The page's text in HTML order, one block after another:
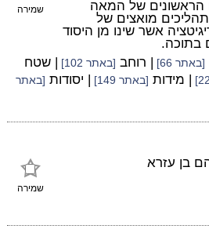
שמירה
הראשונים של המאה
מואצים של
אשר שינו מן היסוד
בתוכה.
[באתר 66] | רוחב [באתר 102] | שטח
| מידות [באתר 149] | יסודות [באתר
שמירה
בן עזרא